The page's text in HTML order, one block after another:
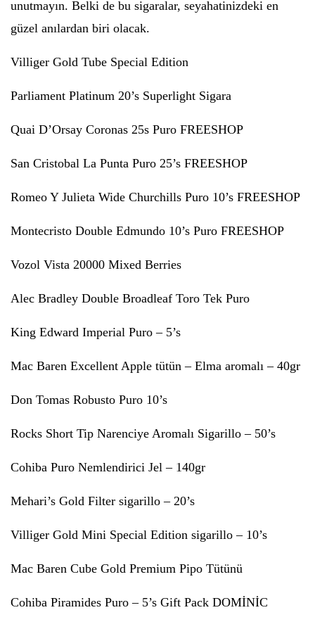
unutmayın. Belki de bu sigaralar, seyahatinizdeki en
güzel anılardan biri olacak.
Villiger Gold Tube Special Edition
Parliament Platinum 20’s Superlight Sigara
Quai D’Orsay Coronas 25s Puro FREESHOP
San Cristobal La Punta Puro 25’s FREESHOP
Romeo Y Julieta Wide Churchills Puro 10’s FREESHOP
Montecristo Double Edmundo 10’s Puro FREESHOP
Vozol Vista 20000 Mixed Berries
Alec Bradley Double Broadleaf Toro Tek Puro
King Edward Imperial Puro – 5’s
Mac Baren Excellent Apple tütün – Elma aromalı – 40gr
Don Tomas Robusto Puro 10’s
Rocks Short Tip Narenciye Aromalı Sigarillo – 50’s
Cohiba Puro Nemlendirici Jel – 140gr
Mehari’s Gold Filter sigarillo – 20’s
Villiger Gold Mini Special Edition sigarillo – 10’s
Mac Baren Cube Gold Premium Pipo Tütünü
Cohiba Piramides Puro – 5’s Gift Pack DOMİNİC